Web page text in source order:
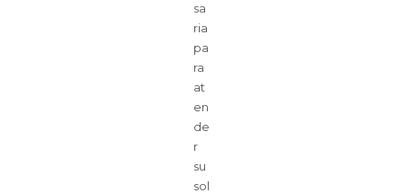
sa
ria
pa
ra
at
en
de
r
su
sol